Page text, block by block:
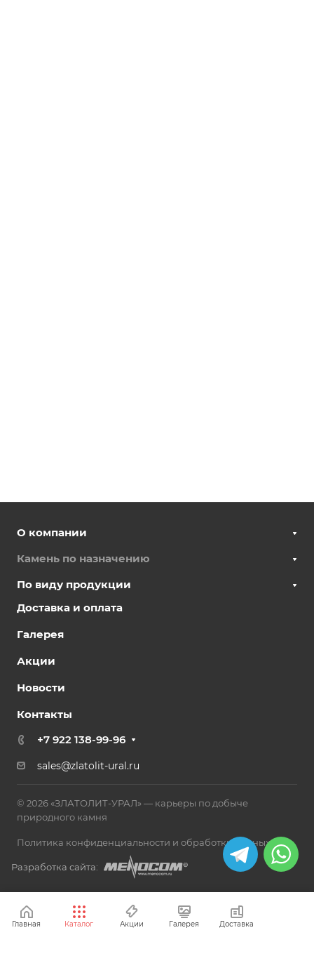
О компании
Камень по назначению
По виду продукции
Доставка и оплата
Галерея
Акции
Новости
Контакты
+7 922 138-99-96
sales@zlatolit-ural.ru
© 2026 «ЗЛАТОЛИТ-УРАЛ» — карьеры по добыче
природного камня
Политика конфиденциальности и обработки данных
Разработка сайта:
Главная Каталог Акции Галерея Доставка